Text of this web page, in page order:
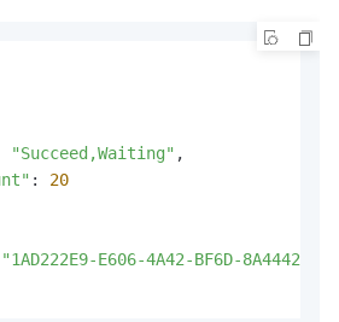
"Succeed,Waiting" ,
: 20
"1AD222E9-E606-4A42-BF6D-